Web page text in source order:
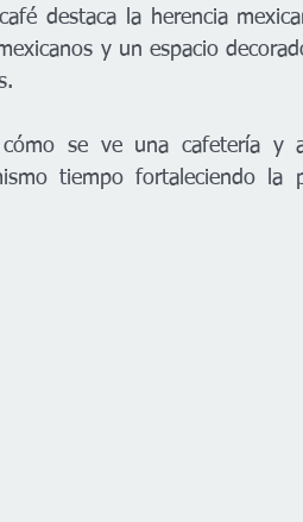
destaca la herencia
y un espacio
se ve una cafetería y
tiempo fortaleciendo la